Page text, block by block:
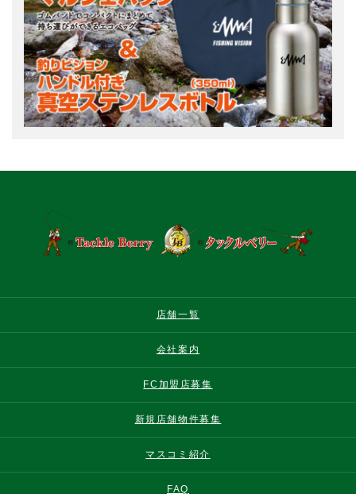
店舗一覧
会社案内
FC加盟店募集
新規店舗物件募集
マスコミ紹介
FAQ